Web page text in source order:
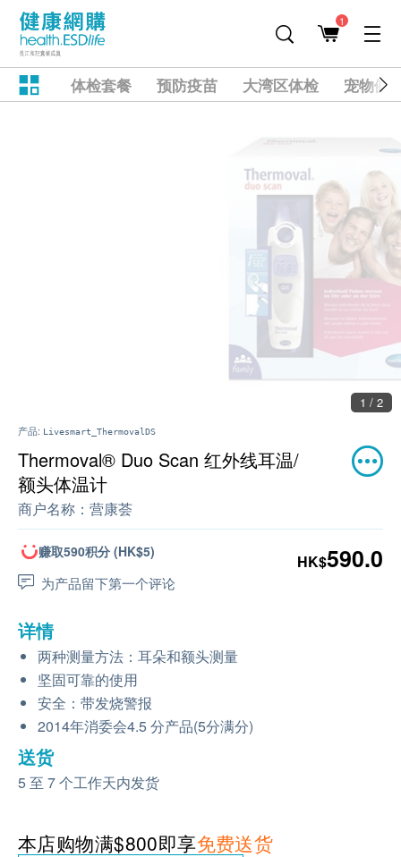
1
体检套餐 预防疫苗 大湾区体检 宠物健
2 / 2
产品: Livesmart_ThermovalDS
Thermoval® Duo Scan 红外线耳温/
额头体温计
商户名称： 营康荟
赚取590积分 (HK$5)
为产品留下第一个评论
HK$590.0
详情
两种测量方法：耳朵和额头测量
坚固可靠的使用
安全：带发烧警报
2014年消委会4.5 分产品(5分满分)
送货
5 至 7 个工作天内发货
本店购物满$800即享免费送货